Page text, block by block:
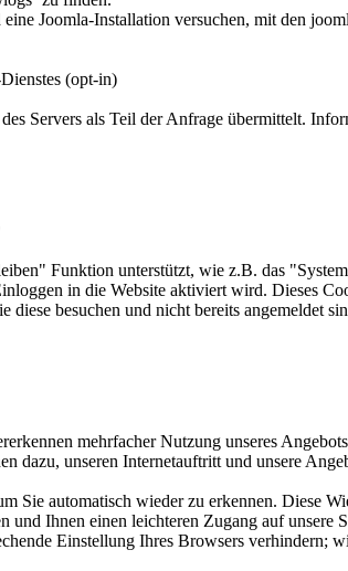
Joomla-Installation versuchen, mit den
(opt-in)
Servers als Teil der Anfrage übermittelt.
Funktion unterstützt, wie z.B. das
in die Website aktiviert wird. Dieses
besuchen und nicht bereits angemeldet
mehrfacher Nutzung unseres
dazu, unseren Internetauftritt und unsere
Sie automatisch wieder zu erkennen. Diese
Ihnen einen leichteren Zugang auf unsere
Einstellung Ihres Browsers